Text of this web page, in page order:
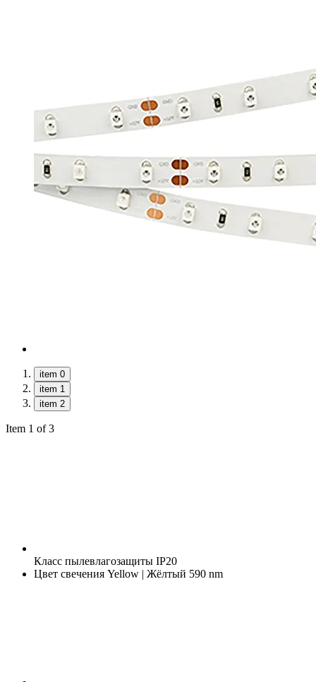
item 0
item 1
item 2
Item 1 of 3
Класс пылевлагозащиты IP20
Цвет свечения Yellow | Жёлтый 590 nm